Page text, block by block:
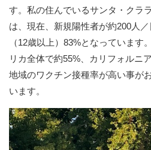
す。私の住んでいるサンタ・クラ
は、現在、新規陽性者が約200人
（12歳以上）83%となっています
リカ全体で約55%、カリフォルニ
地域のワクチン接種率が高い事が
います。